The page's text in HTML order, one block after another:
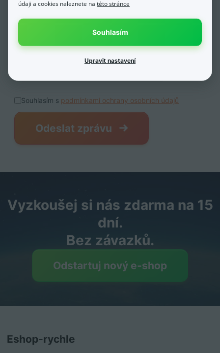
Souhlasím s podmínkami ochrany osobních údajů
Odeslat zprávu
Vyzkoušej si nás zdarma na 15
dní.
Bez závazků.
Odstartuj nový e‑shop
Eshop‑rychle
údaji a cookies naleznete na této stránce
Souhlasím
Upravit nastavení